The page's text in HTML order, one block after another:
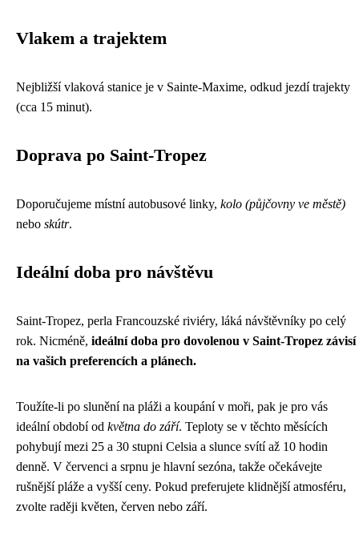
Vlakem a trajektem
Nejbližší vlaková stanice je v Sainte-Maxime, odkud jezdí trajekty
(cca 15 minut).
Doprava po Saint-Tropez
Doporučujeme místní autobusové linky, kolo (půjčovny ve městě)
nebo skútr.
Ideální doba pro návštěvu
Saint-Tropez, perla Francouzské riviéry, láká návštěvníky po celý
rok. Nicméně, ideální doba pro dovolenou v Saint-Tropez závisí
na vašich preferencích a plánech.
Toužíte-li po slunění na pláži a koupání v moři, pak je pro vás
ideální období od května do září. Teploty se v těchto měsících
pohybují mezi 25 a 30 stupni Celsia a slunce svítí až 10 hodin
denně. V červenci a srpnu je hlavní sezóna, takže očekávejte
rušnější pláže a vyšší ceny. Pokud preferujete klidnější atmosféru,
zvolte raději květen, červen nebo září.